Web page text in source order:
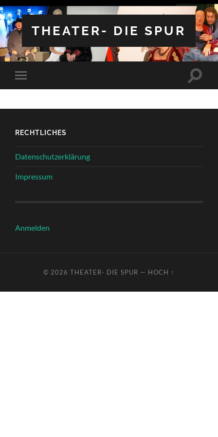
THEATER- DIE SPUR
Mobile-
Menü
RECHTLICHES
Datenschutzerklärung
Impressum
Anmelden
© 2026 THEATER- DIE SPUR — HOCH ↑